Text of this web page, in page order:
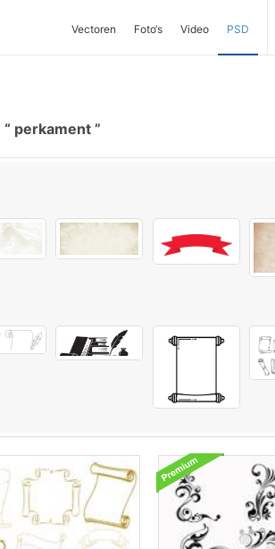
Vectoren Foto‘s Video PSD
perkament